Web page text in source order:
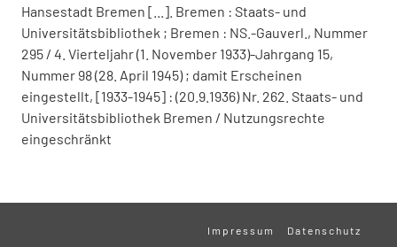
Hansestadt Bremen [...]. Bremen : Staats- und
Universitätsbibliothek ; Bremen : NS.-Gauverl., Nummer
295 / 4. Vierteljahr (1. November 1933)-Jahrgang 15,
Nummer 98 (28. April 1945) ; damit Erscheinen
eingestellt, [1933-1945] : (20.9.1936) Nr. 262. Staats- und
Universitätsbibliothek Bremen / Nutzungsrechte
eingeschränkt
Impressum Datenschutz